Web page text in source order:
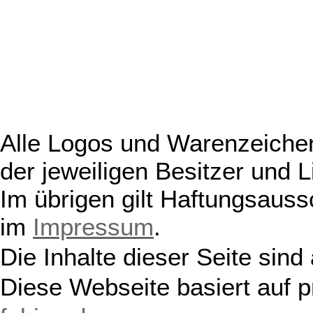
Alle Logos und
der jeweiligen Besitzer und
Im übrigen gilt
im Impressum.
Die Inhalte dieser Seite
Diese Webseite basiert auf